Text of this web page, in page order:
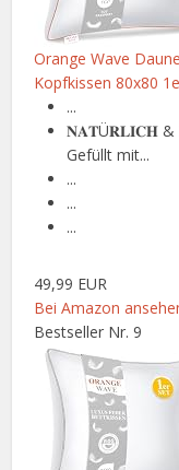
Orange Wave
Kopfkissen 80x80
...
𝐍𝐀𝐓Ü𝐑𝐋𝐈𝐂𝐇 &
Gefüllt mit...
...
...
...
49,99 EUR
Bei Amazon
Bestseller Nr. 9